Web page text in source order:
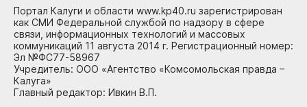
Портал Калуги и области www.kp40.ru зарегистрирован
как СМИ Федеральной службой по надзору в сфере
связи, информационных технологий и массовых
коммуникаций 11 августа 2014 г. Регистрационный номер:
Эл №ФС77-58967
Учредитель: ООО «Агентство «Комсомольская правда –
Калуга»
Главный редактор: Ивкин В.П.